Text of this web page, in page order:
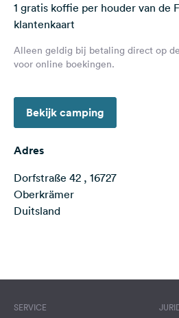
Nieuwsbrief
Feedback
Volg
ons
social
media
Facebook
1 gratis koffie per houder van de
klantenkaart
Alleen geldig bij betaling direct op
voor online boekingen.
Bekijk camping
Adres
Dorfstraße 42 , 16727
Oberkrämer
Duitsland
SERVICE